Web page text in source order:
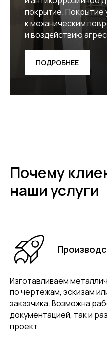
покрытие. Покрытие
к механическим
и воздействию
ПОДРОБНЕЕ
Почему
наши услуги
Изготавливаем
по чертежам, эскизам
заказчика. Возможна
документацией, так и
проект.